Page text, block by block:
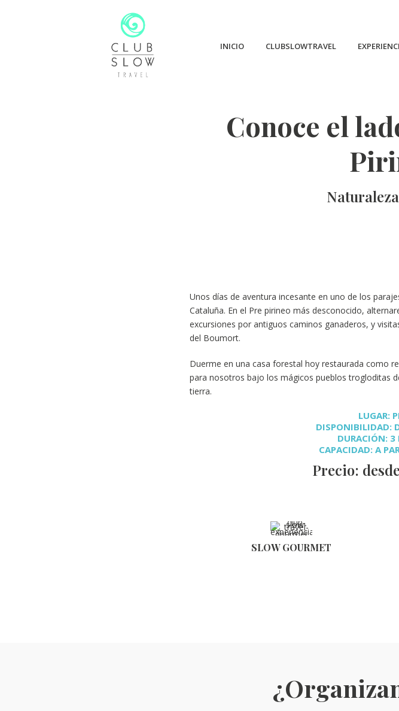
INICIO CLUBSLOWTRAVEL
Conoce el
Unos días de aventura incesante en uno de los
Cataluña. En el Pre pirineo más desconocido,
excursiones por antiguos caminos ganaderos, y
del Boumort.
Duerme en una casa forestal hoy restaurada como
para nosotros bajo los mágicos pueblos trogloditas
tierra.
LUGAR:
DISPONIBILIDAD:
DURACIÓN: 3
CAPACIDAD: A
Precio:
SLOW GOURMET